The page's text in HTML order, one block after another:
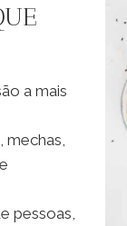
a mais
pessoas,